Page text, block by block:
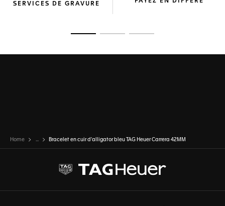
SERVICES DE GRAVURE
Home ... Bracelet en cuir d'alligator bleu TAG Heuer Carrera 42MM